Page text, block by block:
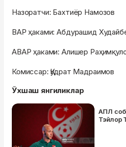
Назоратчи: Бахтиёр Намозов
ВАР ҳаками: Абдурашид
АВАР ҳаками: Алишер
Комиссар: Қудрат Мадраимов
Ўхшаш янгиликлар
АПЛ